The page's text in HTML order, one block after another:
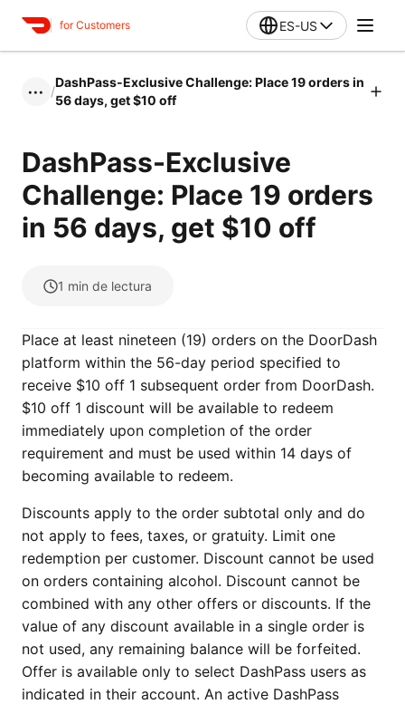
for Customers ES-US
••• /
DashPass-Exclusive Challenge: Place 19 orders in
56 days, get $10 off
DashPass-Exclusive
Challenge: Place 19 orders
in 56 days, get $10 off
1 min de lectura
Place at least nineteen (19) orders on the DoorDash
platform within the 56-day period specified to
receive $10 off 1 subsequent order from DoorDash.
$10 off 1 discount will be available to redeem
immediately upon completion of the order
requirement and must be used within 14 days of
becoming available to redeem.
Discounts apply to the order subtotal only and do
not apply to fees, taxes, or gratuity. Limit one
redemption per customer. Discount cannot be used
on orders containing alcohol. Discount cannot be
combined with any other offers or discounts. If the
value of any discount available in a single order is
not used, any remaining balance will be forfeited.
Offer is available only to select DashPass users as
indicated in their account. An active DashPass